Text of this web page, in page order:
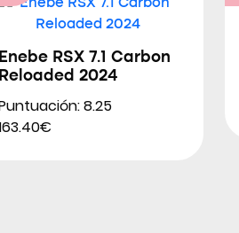
Enebe RSX 7.1 Carbon
Reloaded 2024
8.25